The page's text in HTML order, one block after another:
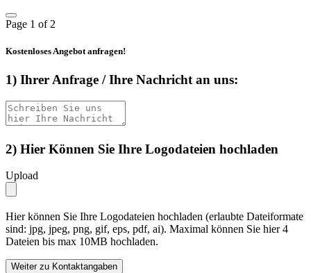
Page 1 of 2
Kostenloses Angebot anfragen!
1) Ihrer Anfrage / Ihre Nachricht an uns:
2) Hier Können Sie Ihre Logodateien hochladen
Upload
Hier können Sie Ihre Logodateien hochladen (erlaubte Dateiformate
sind: jpg, jpeg, png, gif, eps, pdf, ai). Maximal können Sie hier 4
Dateien bis max 10MB hochladen.
Weiter zu Kontaktangaben